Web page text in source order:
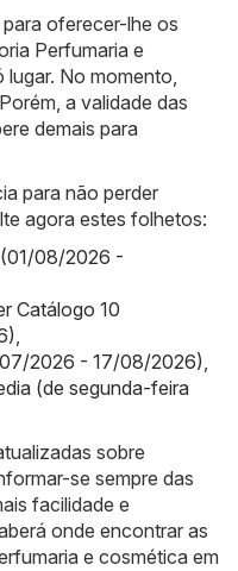
oferecer-lhe os
Perfumaria e
lugar. No momento,
a validade das
demais para
para não perder
agora estes folhetos:
08/2026 -
Catálogo 10
,
07/2026 - 17/08/2026),
(de segunda-feira
sobre
se sempre das
facilidade e
onde encontrar as
e cosmética em